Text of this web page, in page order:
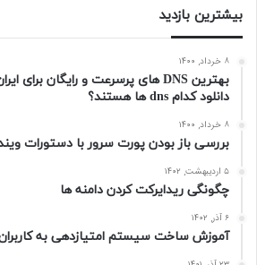
بیشترین بازدید
۸ خرداد, ۱۴۰۰
دانلود کدام dns ها هستند؟
۸ خرداد, ۱۴۰۰
بررسی باز بودن پورت سرور با دستورات
۵ اردیبهشت, ۱۴۰۲
چگونگی ریدایرکت کردن دامنه ها
۶ آذر, ۱۴۰۲
آموزش ساخت سیستم امتیازدهی به